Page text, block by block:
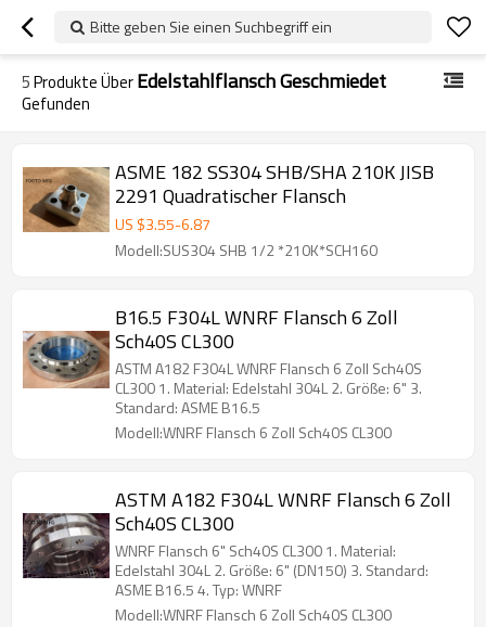
Bitte geben Sie einen Suchbegriff ein
5Produkte ÜberEdelstahlflansch Geschmiedet
Gefunden
ASME 182 SS304 SHB/SHA 210K JISB
2291 Quadratischer Flansch
US $3.55-6.87
Modell:SUS304 SHB 1/2 *210K*SCH160
B16.5 F304L WNRF Flansch 6 Zoll
Sch40S CL300
ASTM A182 F304L WNRF Flansch 6 Zoll Sch40S
CL300 1. Material: Edelstahl 304L 2. Größe: 6" 3.
Standard: ASME B16.5
Modell:WNRF Flansch 6 Zoll Sch40S CL300
ASTM A182 F304L WNRF Flansch 6 Zoll
Sch40S CL300
WNRF Flansch 6" Sch40S CL300 1. Material:
Edelstahl 304L 2. Größe: 6" (DN150) 3. Standard:
ASME B16.5 4. Typ: WNRF
Modell:WNRF Flansch 6 Zoll Sch40S CL300